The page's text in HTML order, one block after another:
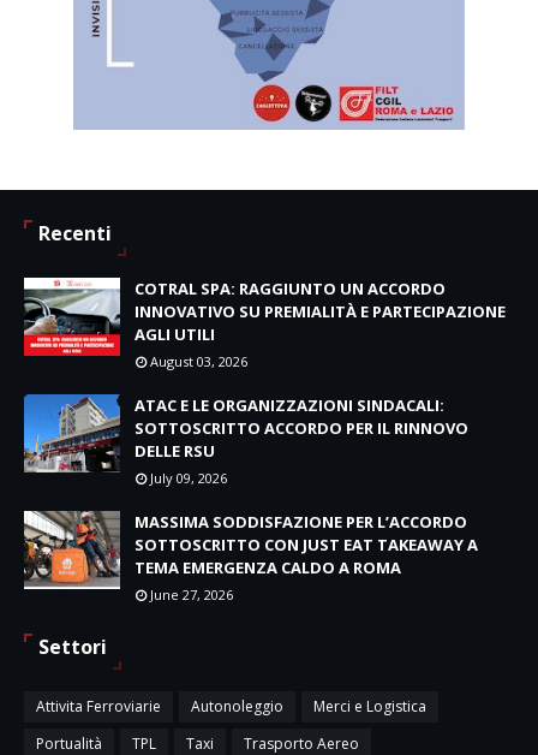
Recenti
COTRAL SPA: RAGGIUNTO UN ACCORDO
INNOVATIVO SU PREMIALITÀ E PARTECIPAZIONE
AGLI UTILI
August 03, 2026
ATAC E LE ORGANIZZAZIONI SINDACALI:
SOTTOSCRITTO ACCORDO PER IL RINNOVO
DELLE RSU
July 09, 2026
MASSIMA SODDISFAZIONE PER L’ACCORDO
SOTTOSCRITTO CON JUST EAT TAKEAWAY A
TEMA EMERGENZA CALDO A ROMA
June 27, 2026
Settori
Attivita Ferroviarie Autonoleggio
Merci e Logistica
Portualità
TPL Taxi
Trasporto Aereo